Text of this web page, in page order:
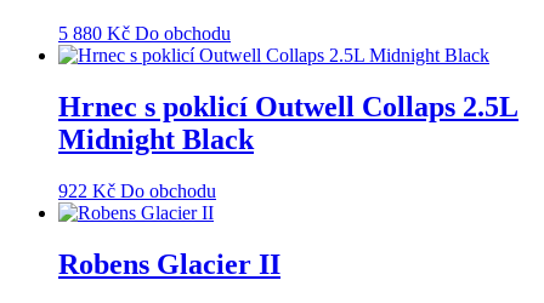
5 880 Kč Do obchodu
Hrnec s poklicí Outwell Collaps 2.5L
Midnight Black
922 Kč Do obchodu
Robens Glacier II